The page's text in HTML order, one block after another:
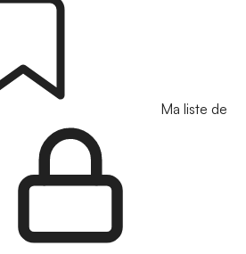
Ma liste de